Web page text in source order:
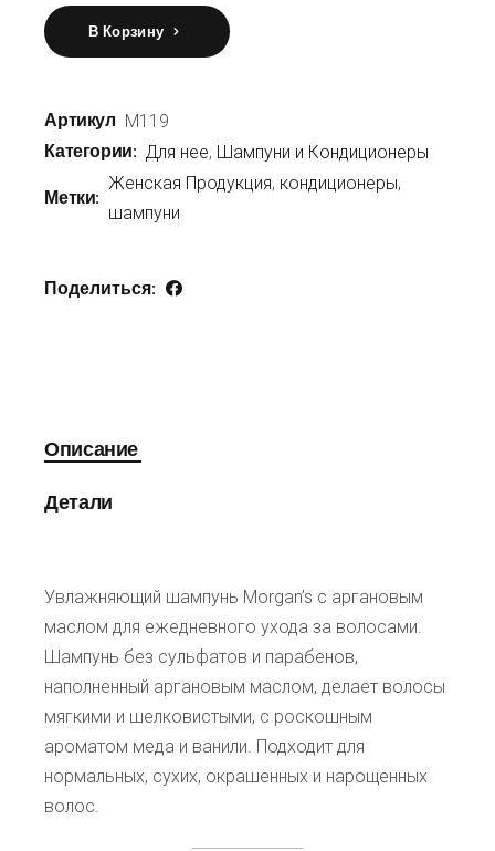
В Корзину
Артикул М119
Категории: Для нее, Шампуни и Кондиционеры
Метки:
Женская Продукция, кондиционеры,
шампуни
Поделиться:
Описание
Детали
Увлажняющий шампунь Morgan’s с аргановым
маслом для ежедневного ухода за волосами.
Шампунь без сульфатов и парабенов,
наполненный аргановым маслом, делает волосы
мягкими и шелковистыми, с роскошным
ароматом меда и ванили. Подходит для
нормальных, сухих, окрашенных и нарощенных
волос.